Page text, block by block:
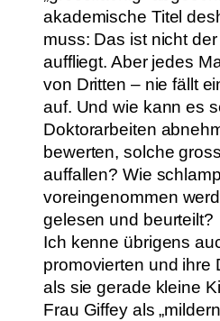
akademische Titel
muss: Das ist nicht
auffliegt. Aber jedes
von Dritten – nie fällt
auf. Und wie kann es
Doktorarbeiten
bewerten, solche
auffallen? Wie
voreingenommen
gelesen und beurteilt?
Ich kenne übrigens
promovierten und ihre
als sie gerade kleine
Frau Giffey als